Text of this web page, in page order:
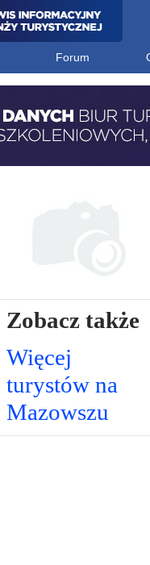
Forum
Zobacz także
Więcej
turystów na
Mazowszu